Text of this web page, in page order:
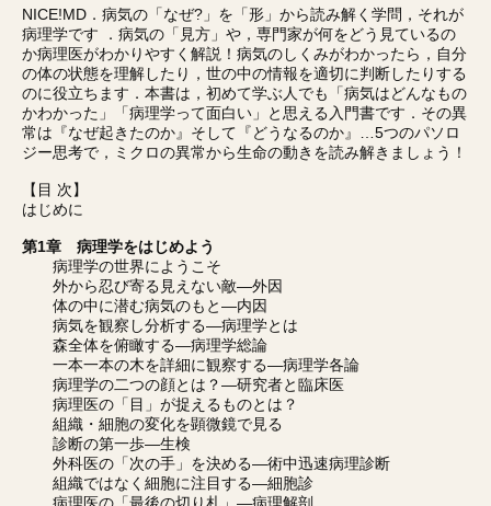
NICE!MD．病気の「なぜ?」を「形」から読み解く学問，それが
病理学です ．病気の「見方」や，専門家が何をどう見ているの
か病理医がわかりやすく解説！病気のしくみがわかったら，自分
の体の状態を理解したり，世の中の情報を適切に判断したりする
のに役立ちます．本書は，初めて学ぶ人でも「病気はどんなもの
かわかった」「病理学って面白い」と思える入門書です．その異
常は『なぜ起きたのか』そして『どうなるのか』…5つのパソロ
ジー思考で，ミクロの異常から生命の動きを読み解きましょう！
【目 次】
はじめに
第1章 病理学をはじめよう
病理学の世界にようこそ
外から忍び寄る見えない敵―外因
体の中に潜む病気のもと―内因
病気を観察し分析する―病理学とは
森全体を俯瞰する―病理学総論
一本一本の木を詳細に観察する―病理学各論
病理学の二つの顔とは？―研究者と臨床医
病理医の「目」が捉えるものとは？
組織・細胞の変化を顕微鏡で見る
診断の第一歩―生検
外科医の「次の手」を決める―術中迅速病理診断
組織ではなく細胞に注目する―細胞診